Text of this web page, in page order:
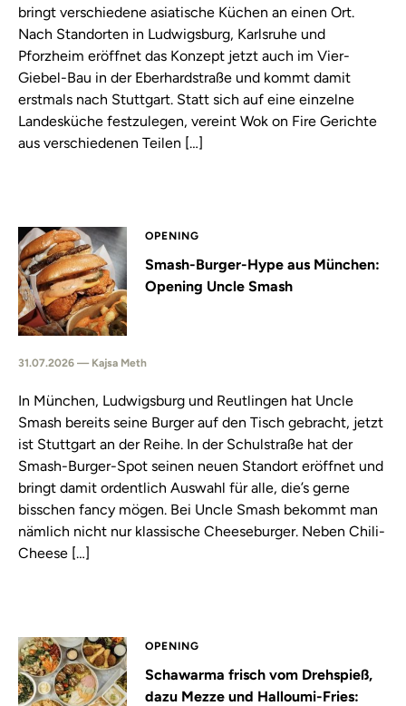
bringt verschiedene asiatische Küchen an einen Ort.
Nach Standorten in Ludwigsburg, Karlsruhe und
Pforzheim eröffnet das Konzept jetzt auch im Vier-
Giebel-Bau in der Eberhardstraße und kommt damit
erstmals nach Stuttgart. Statt sich auf eine einzelne
Landesküche festzulegen, vereint Wok on Fire Gerichte
aus verschiedenen Teilen […]
OPENING
Smash-Burger-Hype aus München:
Opening Uncle Smash
31.07.2026 — Kajsa Meth
In München, Ludwigsburg und Reutlingen hat Uncle
Smash bereits seine Burger auf den Tisch gebracht, jetzt
ist Stuttgart an der Reihe. In der Schulstraße hat der
Smash-Burger-Spot seinen neuen Standort eröffnet und
bringt damit ordentlich Auswahl für alle, die’s gerne
bisschen fancy mögen. Bei Uncle Smash bekommt man
nämlich nicht nur klassische Cheeseburger. Neben Chili-
Cheese […]
OPENING
Schawarma frisch vom Drehspieß,
dazu Mezze und Halloumi-Fries: